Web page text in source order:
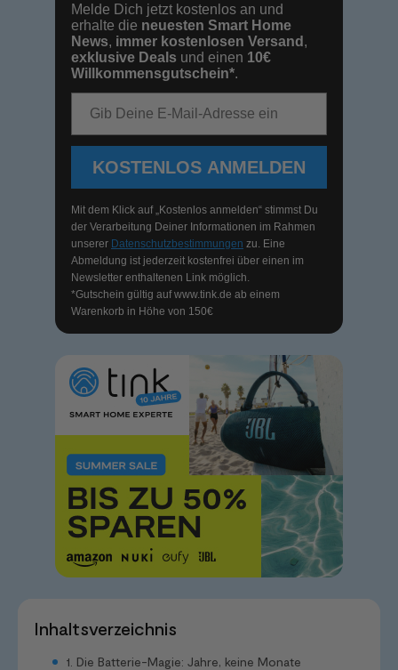
Melde Dich jetzt kostenlos an und
erhalte die neuesten Smart Home
News, immer kostenlosen Versand ,
exklusive Deals und einen 10€
Willkommensgutschein*.
KOSTENLOS ANMELDEN
Mit dem Klick auf „Kostenlos anmelden“ stimmst Du
der Verarbeitung Deiner Informationen im Rahmen
unserer Datenschutzbestimmungen zu. Eine
Abmeldung ist jederzeit kostenfrei über einen im
Newsletter enthaltenen Link möglich.
*Gutschein gültig aufwww.tink.de ab einem
Warenkorb in Höhe von 150€
Inhaltsverzeichnis
1. Die Batterie-Magie: Jahre, keine Monate